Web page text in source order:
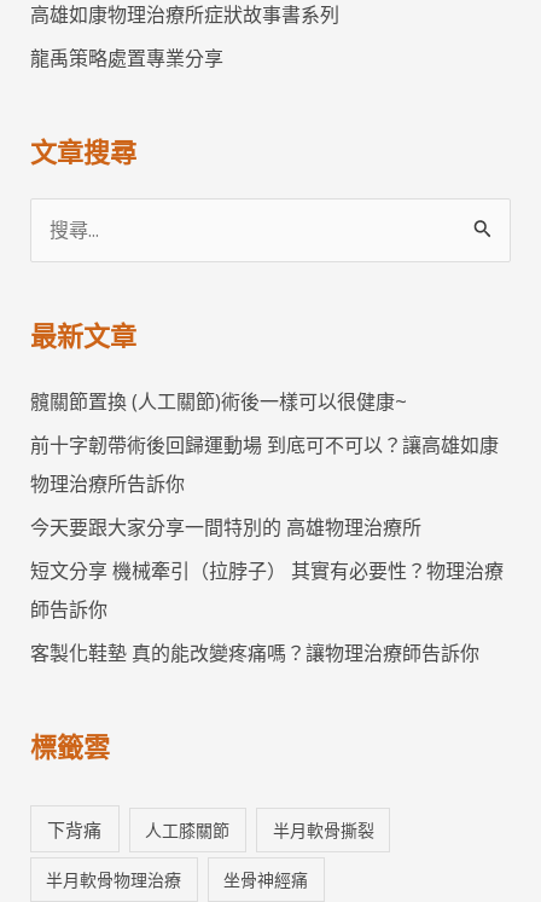
高雄如康物理治療所症狀故事書系列
龍禹策略處置專業分享
文章搜尋
鍵
字
最新文章
髖關節置換 (人工關節)術後一樣可以很健康~
前十字韌帶術後回歸運動場 到底可不可以？讓高雄如康
物理治療所告訴你
今天要跟大家分享一間特別的 高雄物理治療所
短文分享 機械牽引（拉脖子） 其實有必要性？物理治療
師告訴你
客製化鞋墊 真的能改變疼痛嗎？讓物理治療師告訴你
標籤雲
下背痛 人工膝關節 半月軟骨撕裂
半月軟骨物理治療 坐骨神經痛